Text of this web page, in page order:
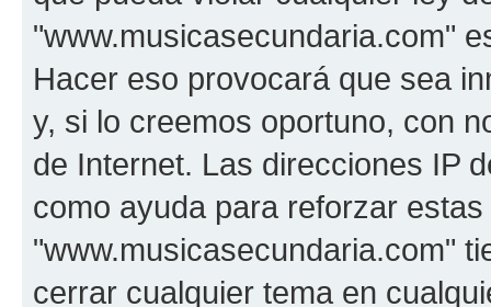
"www.musicasecundaria.com"
Hacer eso provocará que sea
y, si lo creemos oportuno, con
de Internet. Las direcciones IP
como ayuda para reforzar
"www.musicasecundaria.com"
cerrar cualquier tema en